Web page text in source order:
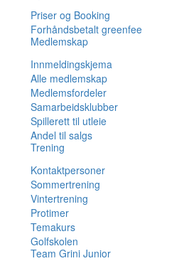
Priser og Booking
Forhåndsbetalt greenfee
Medlemskap
Innmeldingskjema
Alle medlemskap
Medlemsfordeler
Samarbeidsklubber
Spillerett til utleie
Andel til salgs
Trening
Kontaktpersoner
Sommertrening
Vintertrening
Protimer
Temakurs
Golfskolen
Team Grini Junior